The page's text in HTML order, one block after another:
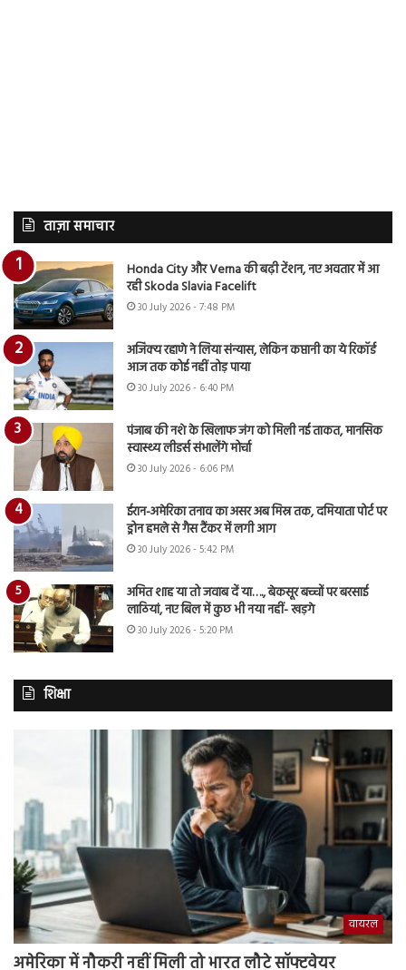
ताज़ा समाचार
Honda City और Verna की बढ़ी टेंशन, नए अवतार में आ
रही Skoda Slavia Facelift
30 July 2026 - 7:48 PM
अजिंक्य रहाणे ने लिया संन्यास, लेकिन कप्तानी का ये रिकॉर्ड
आज तक कोई नहीं तोड़ पाया
30 July 2026 - 6:40 PM
पंजाब की नशे के खिलाफ जंग को मिली नई ताकत, मानसिक
स्वास्थ्य लीडर्स संभालेंगे मोर्चा
30 July 2026 - 6:06 PM
ईरान-अमेरिका तनाव का असर अब मिस्र तक, दमियाता पोर्ट पर
ड्रोन हमले से गैस टैंकर में लगी आग
30 July 2026 - 5:42 PM
अमित शाह या तो जवाब दें या…., बेकसूर बच्चों पर बरसाई
लाठियां, नए बिल में कुछ भी नया नहीं- खड़गे
30 July 2026 - 5:20 PM
शिक्षा
वायरल
अमेरिका में नौकरी नहीं मिली तो भारत लौटे सॉफ्टवेयर